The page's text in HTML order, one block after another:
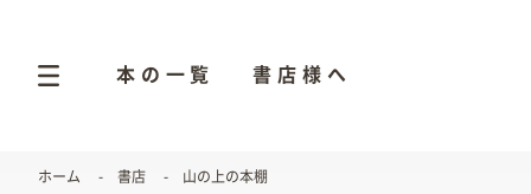
本の一覧 書店様へ
ホーム 書店 山の上の本棚